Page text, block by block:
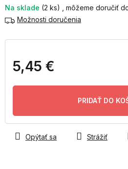
Na sklade (2 ks)
Možnosti doručenia
5,45 €
PRIDAŤ DO
Opýtať sa Strážiť